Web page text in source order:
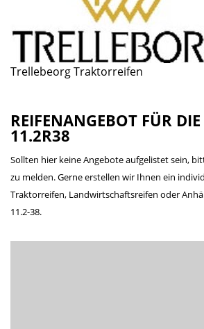
Trellebeorg Traktorreifen
REIFENANGEBOT FÜR
11.2R38
Sollten hier keine Angebote aufgelistet sein,
zu melden. Gerne erstellen wir Ihnen ein
Traktorreifen, Landwirtschaftsreifen oder
11.2-38.